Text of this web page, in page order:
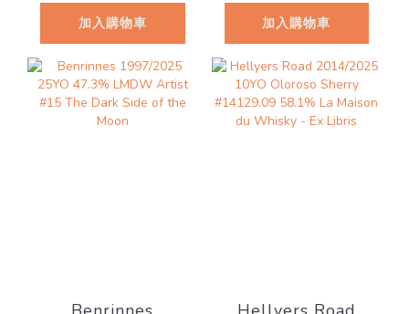
Drinkers lounge
加入購物車
Village Whisky
加入購物車